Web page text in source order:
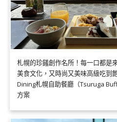
札幌的珍饈創作名所！每一口都是
美食文化，又時尚又美味高級吃到
Dining札幌自助餐廳（Tsuruga
方案